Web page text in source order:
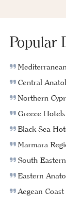
Popular
Central
Northern
Greece Hotels
Black Sea
Marmara
South
Eastern
Aegean